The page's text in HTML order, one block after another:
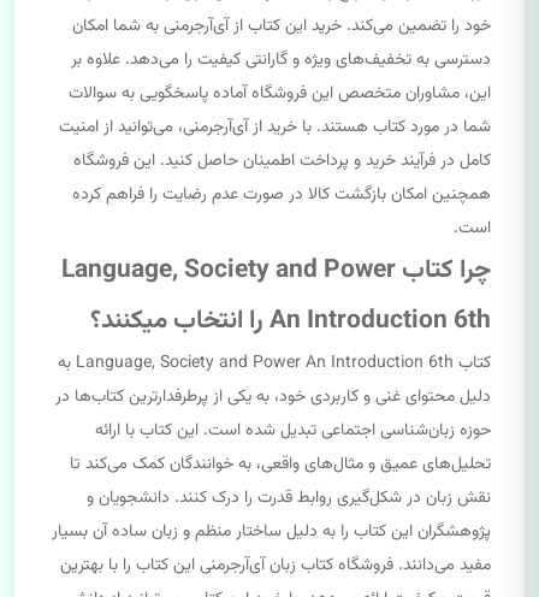
خود را تضمین می‌کند. خرید این کتاب از آی‌آرجرمنی به شما امکان
دسترسی به تخفیف‌های ویژه و گارانتی کیفیت را می‌دهد. علاوه بر
این، مشاوران متخصص این فروشگاه آماده پاسخگویی به سوالات
شما در مورد کتاب هستند. با خرید از آی‌آرجرمنی، می‌توانید از امنیت
کامل در فرآیند خرید و پرداخت اطمینان حاصل کنید. این فروشگاه
همچنین امکان بازگشت کالا در صورت عدم رضایت را فراهم کرده
است.
چرا کتاب Language, Society and Power
An Introduction 6th را انتخاب میکنند؟
کتاب Language, Society and Power An Introduction 6th به
دلیل محتوای غنی و کاربردی خود، به یکی از پرطرفدارترین کتاب‌ها در
حوزه زبان‌شناسی اجتماعی تبدیل شده است. این کتاب با ارائه
تحلیل‌های عمیق و مثال‌های واقعی، به خوانندگان کمک می‌کند تا
نقش زبان در شکل‌گیری روابط قدرت را درک کنند. دانشجویان و
پژوهشگران این کتاب را به دلیل ساختار منظم و زبان ساده آن بسیار
مفید می‌دانند. فروشگاه کتاب زبان آی‌آرجرمنی این کتاب را با بهترین